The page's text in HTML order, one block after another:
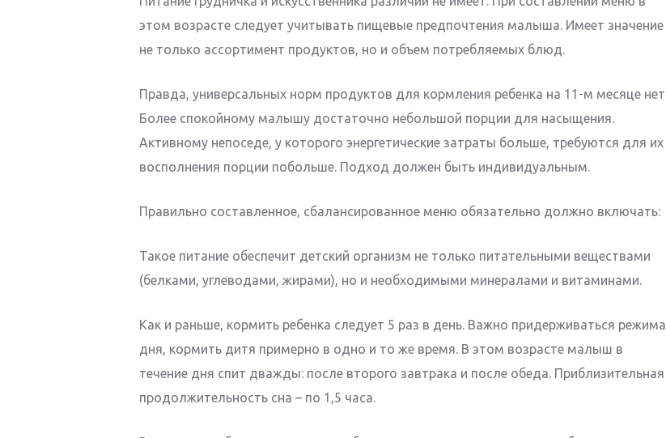
этом возрасте следует учитывать пищевые предпочтения малыша. Имеет значение
не только ассортимент продуктов, но и объем потребляемых блюд.
Правда, универсальных норм продуктов для кормления ребенка на 11-м месяце нет.
Более спокойному малышу достаточно небольшой порции для насыщения.
Активному непоседе, у которого энергетические затраты больше, требуются для их
восполнения порции побольше. Подход должен быть индивидуальным.
Правильно составленное, сбалансированное меню обязательно должно включать:
Такое питание обеспечит детский организм не только питательными веществами
(белками, углеводами, жирами), но и необходимыми минералами и витаминами.
Как и раньше, кормить ребенка следует 5 раз в день. Важно придерживаться режима
дня, кормить дитя примерно в одно и то же время. В этом возрасте малыш в
течение дня спит дважды: после второго завтрака и после обеда. Приблизительная
продолжительность сна – по 1,5 часа.